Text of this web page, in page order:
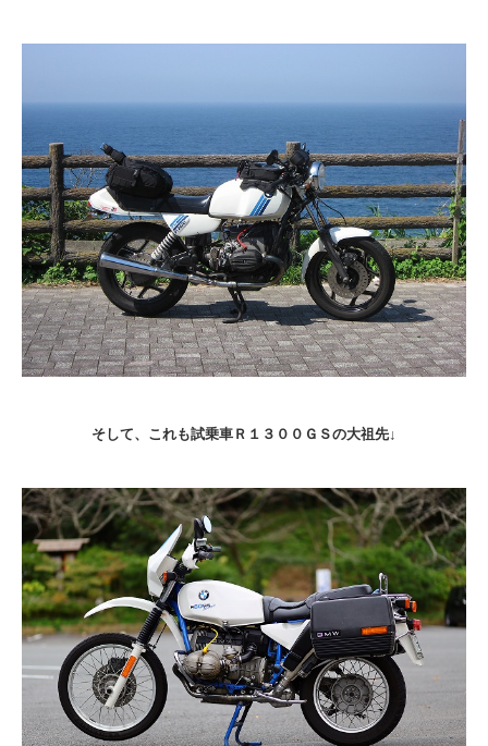
そして、これも試乗車Ｒ１３００ＧＳの大祖先↓